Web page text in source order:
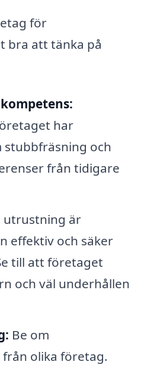
för
bra att tänka på
har
och
från tidigare
utrustning är
effektiv och säker
till att företaget
och väl underhållen
Be om
olika företag.